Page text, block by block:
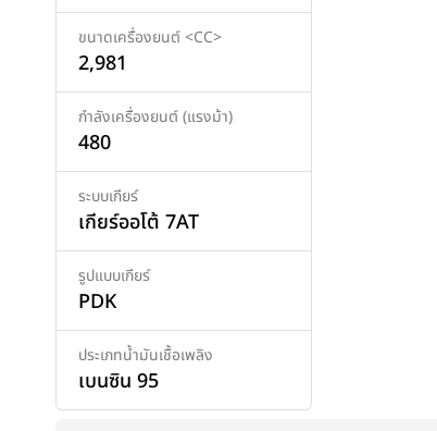
ขนาดเครื่องยนต์ <CC>
2,981
กำลังเครื่องยนต์ (แรงม้า)
480
ระบบเกียร์
เกียร์ออโต้ 7AT
รูปแบบเกียร์
PDK
ประเภทน้ำมันเชื้อเพลิง
เบนซิน 95